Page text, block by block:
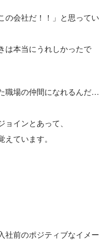
の会社だ！！」と思ってい
は本当にうれしかったで
職場の仲間になれるんだ…
インとあって、
ています。
社前のポジティブなイメー